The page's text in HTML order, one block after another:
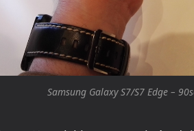
Samsung Galaxy S7/S7 Edge –